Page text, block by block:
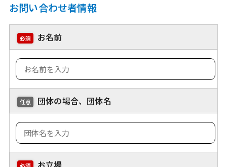
お問い合わせ者情報
必須 お名前
任意 団体の場合、団体名
お立場